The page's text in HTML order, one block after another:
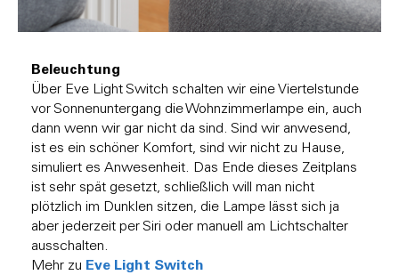
Beleuchtung
Über Eve Light Switch schalten wir eine Viertelstunde
vor Sonnenuntergang die Wohnzimmerlampe ein, auch
dann wenn wir gar nicht da sind. Sind wir anwesend,
ist es ein schöner Komfort, sind wir nicht zu Hause,
simuliert es Anwesenheit. Das Ende dieses Zeitplans
ist sehr spät gesetzt, schließlich will man nicht
plötzlich im Dunklen sitzen, die Lampe lässt sich ja
aber jederzeit per Siri oder manuell am Lichtschalter
ausschalten.
Mehr zu Eve Light Switch